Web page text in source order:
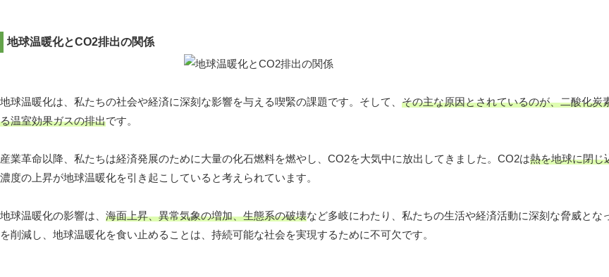
地球温暖化とCO2排出の関係
地球温暖化は、私たちの社会や経済に深刻な影響を与える喫緊の課題です。そして、 その主な原因とされているのが、二酸化炭
る温室効果ガスの排出です。
産業革命以降、私たちは経済発展のために大量の化石燃料を燃やし、CO2を大気中に放出してきました。CO2は熱を地球に閉じ
濃度の上昇が地球温暖化を引き起こしていると考えられています。
地球温暖化の影響は、 海面上昇、異常気象の増加、生態系の破壊など多岐にわたり、私たちの生活や経済活動に深刻な脅威とな
を削減し、地球温暖化を食い止めることは、持続可能な社会を実現するために不可欠です。